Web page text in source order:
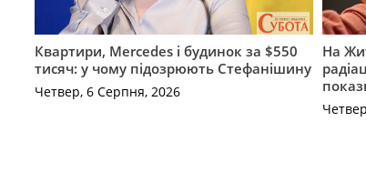
Квартири, Mercedes і будинок за $550
тисяч: у чому підозрюють Стефанішину
Четвер, 6 Серпня, 2026
На